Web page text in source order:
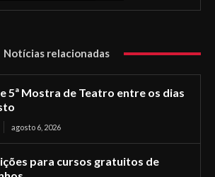
Notícias relacionadas
5ª Mostra de Teatro entre os dias
agosto 6, 2026
para cursos gratuitos de